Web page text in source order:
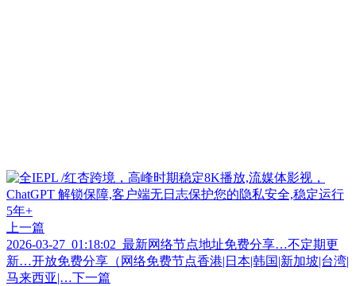
上一篇
2026-03-27_01:18:02_最新网络节点地址免费分享…不定期更
新…开放免费分享（网络免费节点香港|日本|韩国|新加坡|台湾|
马来西亚|… 下一篇